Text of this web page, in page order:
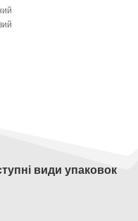
види упаковок